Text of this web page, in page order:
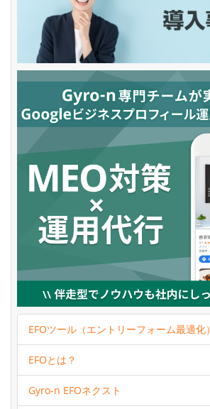
EFOツール（エントリーフォーム最適化）
EFOとは？
Gyro-n EFOネクスト